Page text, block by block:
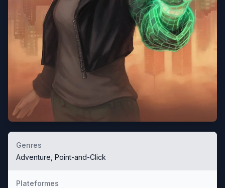
Genres
Adventure, Point-and-Click
Plateformes